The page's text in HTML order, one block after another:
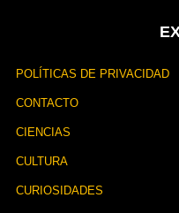
POLÍTICAS DE PRIVACIDAD
CONTACTO
CIENCIAS
CULTURA
CURIOSIDADES